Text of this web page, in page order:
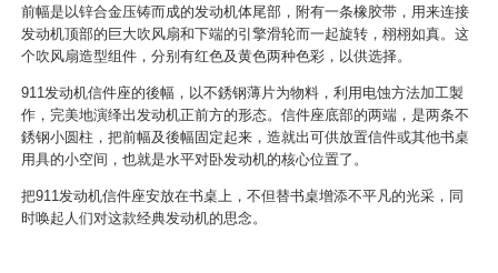
前幅是以锌合金压铸而成的发动机体尾部，附有一条橡胶带，用来连接
发动机顶部的巨大吹风扇和下端的引擎滑轮而一起旋转，栩栩如真。这
个吹风扇造型组件，分别有红色及黄色两种色彩，以供选择。
911发动机信件座的後幅，以不銹钢薄片为物料，利用电蚀方法加工製
作，完美地演绎出发动机正前方的形态。信件座底部的两端，是两条不
銹钢小圆柱，把前幅及後幅固定起来，造就出可供放置信件或其他书桌
用具的小空间，也就是水平对卧发动机的核心位置了。
把911发动机信件座安放在书桌上，不但替书桌增添不平凡的光采，同
时唤起人们对这款经典发动机的思念。